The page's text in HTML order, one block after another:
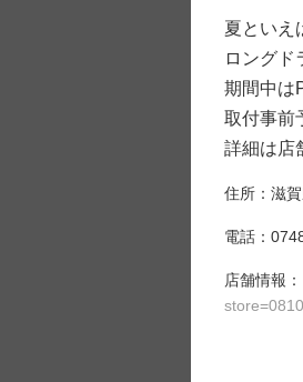
夏といえ
ロングド
期間中は
取付事前
詳細は店
住所：滋
電話：
店舗情報：